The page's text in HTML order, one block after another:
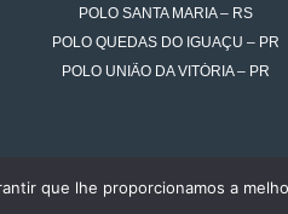
POLO SANTA MARIA – RS
POLO QUEDAS DO IGUAÇU – PR
POLO UNIÃO DA VITÓRIA – PR
que lhe proporcionamos a